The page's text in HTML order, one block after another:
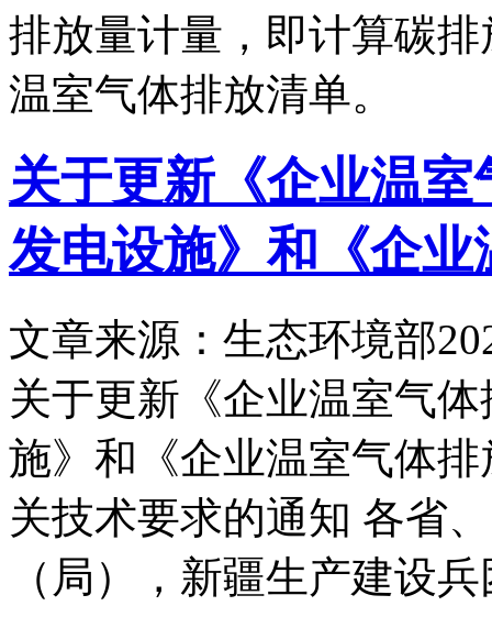
排放量计量，即计算碳
温室气体排放清单。
关于更新《企业温
发电设施》和《企业
文章来源：生态环境部
关于更新《企业温室气
施》和《企业温室气体
关技术要求的通知 各省
（局），新疆生产建设